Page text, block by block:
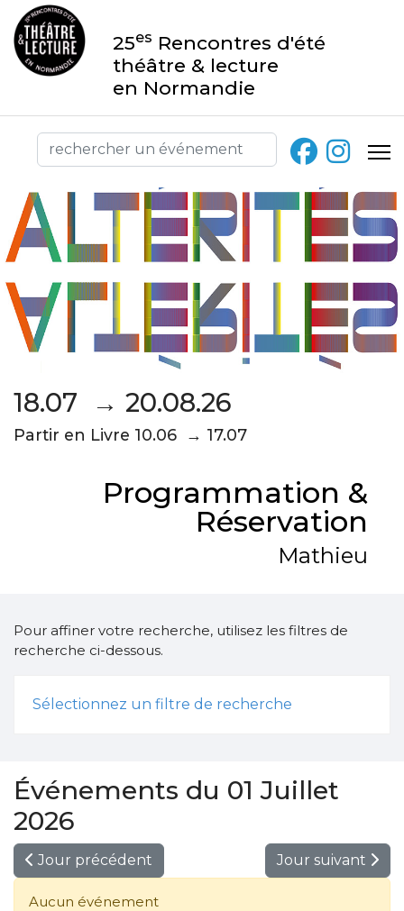
25es Rencontres d'été
théâtre & lecture
en Normandie
18.07 → 20.08.26
Partir en Livre 10.06 → 17.07
Programmation &
Réservation
Mathieu
Pour affiner votre recherche, utilisez les filtres de
recherche ci-dessous.
Sélectionnez un filtre de recherche
Événements du 01 Juillet
2026
Jour précédent Jour suivant
Aucun événement